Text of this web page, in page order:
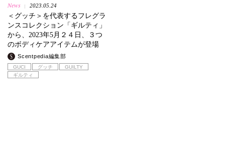
News 2023.05.24
＜グッチ＞を代表するフレグラ
ンスコレクション「ギルティ」
から、2023年5月２４日、３つ
のボディケアアイテムが登場
Scentpedia編集部
GUCI グッチ
GUILTY
ギルティ